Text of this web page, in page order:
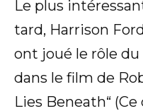
Le plus
tard, Harrison
ont joué le rôle
dans le film de
Lies Beneath“